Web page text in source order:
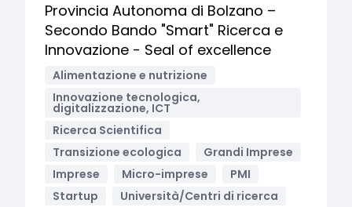
Provincia Autonoma di Bolzano –
Secondo Bando "Smart" Ricerca e
Innovazione - Seal of excellence
Alimentazione e nutrizione
Innovazione tecnologica,
digitalizzazione, ICT
Ricerca Scientifica
Transizione ecologica
Grandi Imprese
Imprese
Micro-imprese
PMI
Startup
Università/Centri di ricerca